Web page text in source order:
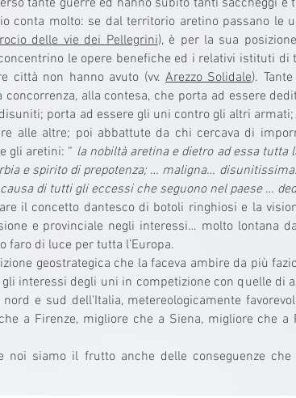
tante guerre ed hanno subito tanti saccheggi
conta molto: se dal territorio aretino passano le
delle vie dei Pellegrini), è per la sua
le opere benefiche ed i relativi istituti
città non hanno avuto (vv. Arezzo Solidale).
alla contesa, che porta ad essere
porta ad essere gli uni contro gli altri
alle altre; poi abbattute da chi cercava di
gli aretini: “ la nobiltà aretina e dietro ad essa tutta
e spirito di prepotenza; … maligna…
di tutti gli eccessi che seguono nel paese …
il concetto dantesco di botoli ringhiosi e la
e provinciale negli interessi… molto lontana
faro di luce per tutta l’Europa.
geostrategica che la faceva ambire da più
gli interessi degli uni in competizione con quelle
e sud dell'Italia, metereologicamente
a Firenze, migliore che a Siena, migliore che
noi siamo il frutto anche delle conseguenze